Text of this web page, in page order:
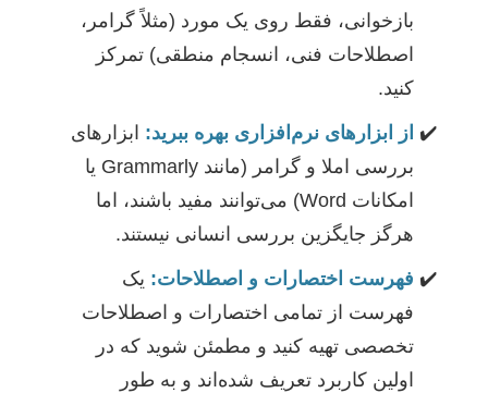
بازخوانی، فقط روی یک مورد (مثلاً گرامر،
اصطلاحات فنی، انسجام منطقی) تمرکز
کنید.
از ابزارهای نرم‌افزاری بهره ببرید: ابزارهای
بررسی املا و گرامر (مانند Grammarly یا
امکانات Word) می‌توانند مفید باشند، اما
هرگز جایگزین بررسی انسانی نیستند.
فهرست اختصارات و اصطلاحات: یک
فهرست از تمامی اختصارات و اصطلاحات
تخصصی تهیه کنید و مطمئن شوید که در
اولین کاربرد تعریف شده‌اند و به طور